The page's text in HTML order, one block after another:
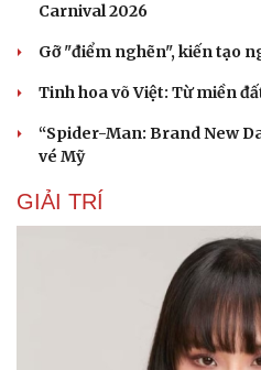
Carnival 2026
Gỡ "điểm nghẽn", kiến tạo
Tinh hoa võ Việt: Từ miền
“Spider-Man: Brand New
vé Mỹ
GIẢI TRÍ